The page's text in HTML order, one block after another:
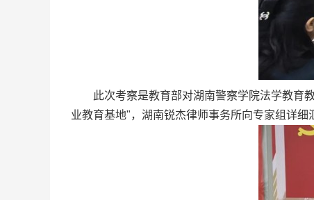
此次考察是教育部对湖南警察学院法学教育
业教育基地"，湖南锐杰律师事务所向专家组详